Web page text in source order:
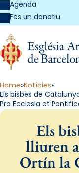
Agenda
Fes un donatiu
Home Notícies
Els bisbes de
Pro Ecclesia et
Els
lliuren
Ortín la